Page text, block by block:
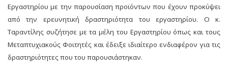
Εργαστηρίου με την παρουσίαση προϊόντων που έχουν προκύψει
από την ερευνητική δραστηριότητα του εργαστηρίου. Ο κ.
Ταραντίλης συζήτησε με τα μέλη του Εργαστηρίου όπως και τους
Μεταπτυχιακούς Φοιτητές και έδειξε ιδιαίτερο ενδιαφέρον για τις
δραστηριότητες που του παρουσιάστηκαν.